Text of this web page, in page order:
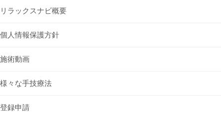
リラックスナビ概要
個人情報保護方針
施術動画
様々な手技療法
登録申請